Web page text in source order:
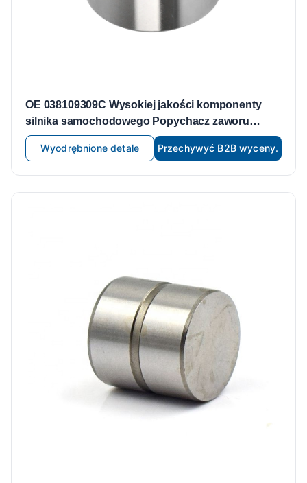
OE 038109309C Wysokiej jakości komponenty
silnika samochodowego Popychacz zaworu
Pasujący do części silnika Volkswagena
Popychacze zaworów Popychacze
Wyodrębnione detale Przechywyć B2B wyceny.